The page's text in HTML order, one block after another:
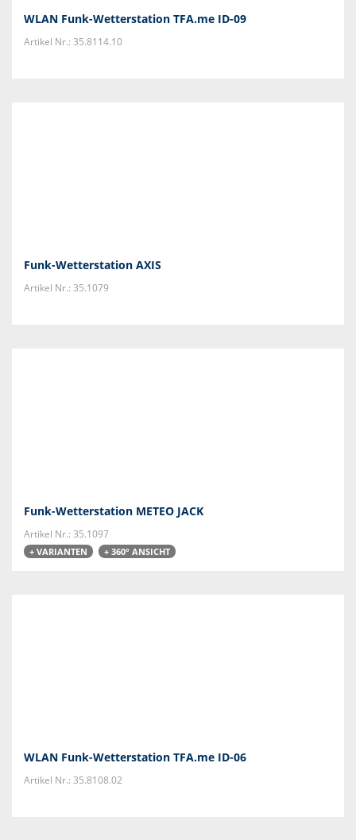
WLAN Funk-Wetterstation TFA.me ID-09
Artikel Nr.: 35.8114.10
Funk-Wetterstation AXIS
Artikel Nr.: 35.1079
Funk-Wetterstation METEO JACK
Artikel Nr.: 35.1097
+ VARIANTEN + 360° ANSICHT
WLAN Funk-Wetterstation TFA.me ID-06
Artikel Nr.: 35.8108.02